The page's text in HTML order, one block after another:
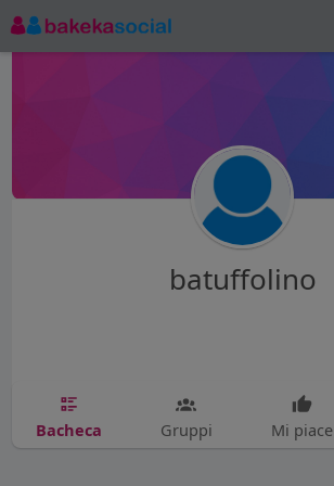
batuffolino
Bacheca Gruppi Mi piace